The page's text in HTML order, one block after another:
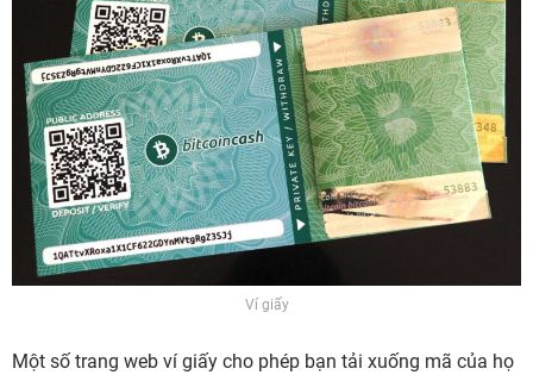
Ví giấy
Một số trang web ví giấy cho phép bạn tải xuống mã của họ